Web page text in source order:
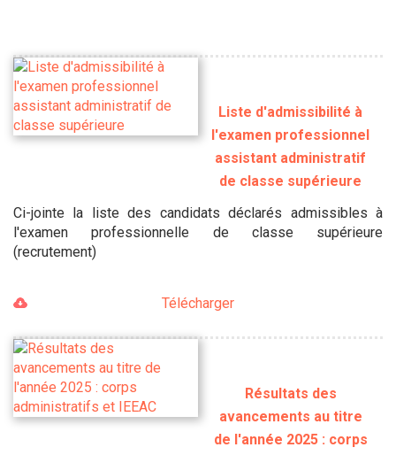
Liste d'admissibilité à
l'examen professionnel
assistant administratif
de classe supérieure
Ci-jointe la liste des candidats déclarés admissibles à
l'examen professionnelle de classe supérieure
(recrutement)
Télécharger
Résultats des
avancements au titre
de l'année 2025 : corps